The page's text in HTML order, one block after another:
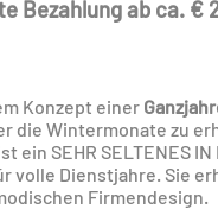
ab ca. €
Konzept einer
die Wintermonate zu
SEHR SELTENES
volle Dienstjahre. Sie
Firmendesign.